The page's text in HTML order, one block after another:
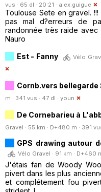
vus · 65 dl · 20:21 · alex.guigue
Toulouse Sete en gravel.
pas mal d?erreurs de
randonnée très raide
Nauro
Est - Fanny
Vélo
Cornb.vers bellegarde
m · 341 vus · 47 dl · youn
De Cornebarieu à
Gravel · 55 km · D+480 m · 391
GPS drawing autour
Vélo Gravel · 91 km · D+460
J'étais fan de Woody
pivert dans les plus
et complétement fou